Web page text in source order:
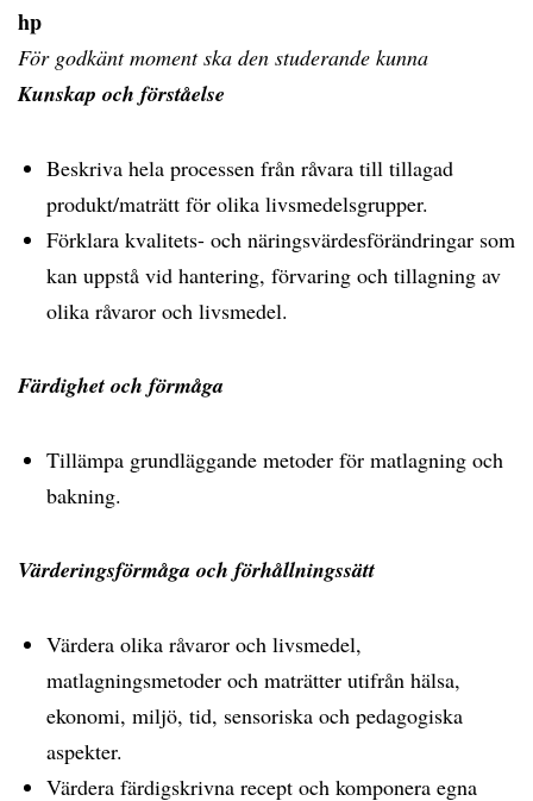
hp
För godkänt moment ska den studerande kunna
Kunskap och förståelse
Beskriva hela processen från råvara till tillagad
produkt/maträtt för olika livsmedelsgrupper.
Förklara kvalitets- och näringsvärdesförändringar som
kan uppstå vid hantering, förvaring och tillagning av
olika råvaror och livsmedel.
Färdighet och förmåga
Tillämpa grundläggande metoder för matlagning och
bakning.
Värderingsförmåga och förhållningssätt
Värdera olika råvaror och livsmedel,
matlagningsmetoder och maträtter utifrån hälsa,
ekonomi, miljö, tid, sensoriska och pedagogiska
aspekter.
Värdera färdigskrivna recept och komponera egna